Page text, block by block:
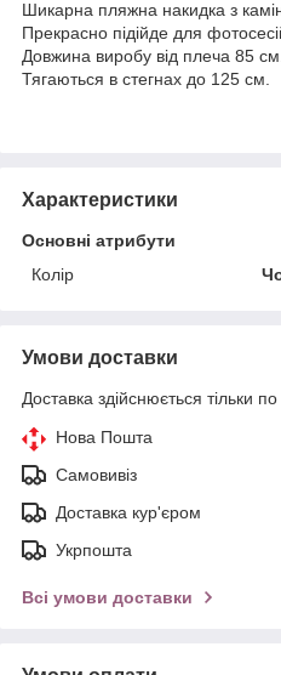
Шикарна пляжна накидка з
Прекрасно підійде для
Довжина виробу від плеча 85
Тягаються в стегнах до 125 см.
Характеристики
Основні атрибути
Колір
Умови доставки
Доставка здійснюється тільки
Нова Пошта
Самовивіз
Доставка кур'єром
Укрпошта
Всі умови доставки